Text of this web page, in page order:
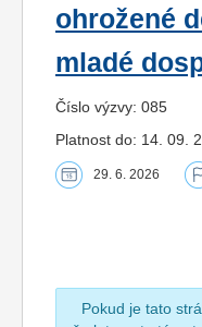
ohrožené
mladé
Číslo výzvy: 085
Platnost do: 14. 09.
29. 6. 2026
Pokud je tato